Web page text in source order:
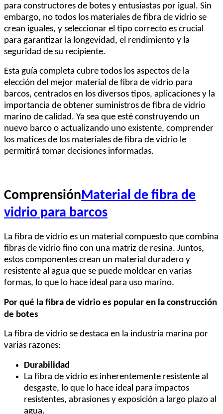
para constructores de botes y entusiastas por igual. Sin
embargo, no todos los materiales de fibra de vidrio se
crean iguales, y seleccionar el tipo correcto es crucial
para garantizar la longevidad, el rendimiento y la
seguridad de su recipiente.
Esta guía completa cubre todos los aspectos de la
elección del mejor material de fibra de vidrio para
barcos, centrados en los diversos tipos, aplicaciones y la
importancia de obtener suministros de fibra de vidrio
marino de calidad. Ya sea que esté construyendo un
nuevo barco o actualizando uno existente, comprender
los matices de los materiales de fibra de vidrio le
permitirá tomar decisiones informadas.
ComprensiónMaterial de fibra de
vidrio para barcos
La fibra de vidrio es un material compuesto que combina
fibras de vidrio fino con una matriz de resina. Juntos,
estos componentes crean un material duradero y
resistente al agua que se puede moldear en varias
formas, lo que lo hace ideal para uso marino.
Por qué la fibra de vidrio es popular en la construcción
de botes
La fibra de vidrio se destaca en la industria marina por
varias razones:
Durabilidad
La fibra de vidrio es inherentemente resistente al
desgaste, lo que lo hace ideal para impactos
resistentes, abrasiones y exposición a largo plazo al
agua.